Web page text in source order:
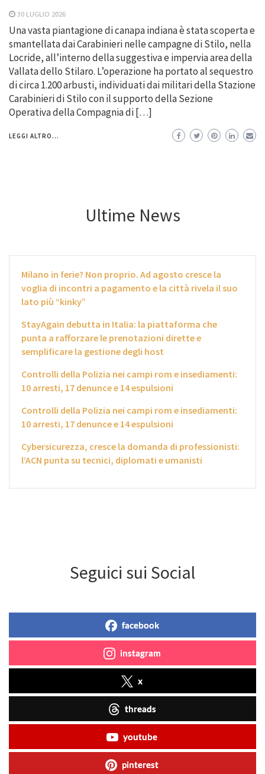
30 LUGLIO 2026
Una vasta piantagione di canapa indiana è stata scoperta e
smantellata dai Carabinieri nelle campagne di Stilo, nella
Locride, all’interno della suggestiva e impervia area della
Vallata dello Stilaro. L’operazione ha portato al sequestro
di circa 1.200 arbusti, individuati dai militari della Stazione
Carabinieri di Stilo con il supporto della Sezione
Operativa della Compagnia di […]
LEGGI ALTRO...
Ultime News
Milano in ferie? Non proprio. Ad agosto cresce la
voglia di incontri a pagamento e la città rivela il suo
lato più “kinky”
StayAgain debutta in Italia: la piattaforma che
punta a rafforzare le prenotazioni dirette e
semplificare la gestione degli host
Controlli della Polizia nei campi rom e insediamenti:
10 arresti, 17 denunce e 14 espulsioni
Controlli della Polizia nei campi rom e insediamenti:
10 arresti, 17 denunce e 14 espulsioni
Cybersicurezza, cresce la domanda di professionisti:
l’ACN punta su tecnici, diplomati e umanisti
Seguici sui Social
facebook
instagram
x
threads
youtube
pinterest